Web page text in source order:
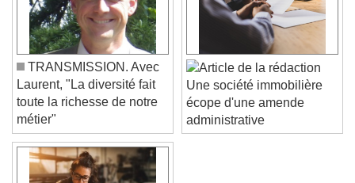
TRANSMISSION. Avec
Laurent, "La diversité fait
toute la richesse de notre
métier"
Une société immobilière
écope d'une amende
administrative